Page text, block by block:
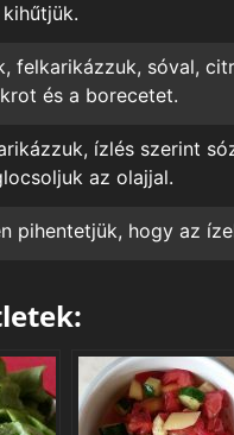
felkarikázzuk, sóval,
és a borecetet.
ízlés szerint
az olajjal.
pihentetjük, hogy az